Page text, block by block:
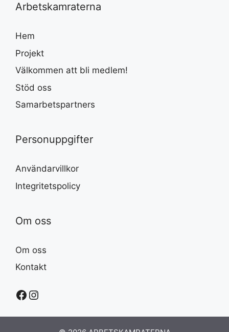
Arbetskamraterna
Hem
Projekt
Välkommen att bli medlem!
Stöd oss
Samarbetspartners
Personuppgifter
Användarvillkor
Integritetspolicy
Om oss
Om oss
Kontakt
Facebook
Instagram